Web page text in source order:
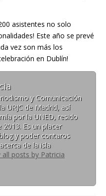
asistentes no solo
Este año se prevé
vez son más los
en Dublín!
y Comunicación
URJC de Madrid, así
por la UNED, resido
2013. Es un placer
y poder contaros
de la isla
all posts by Patricia